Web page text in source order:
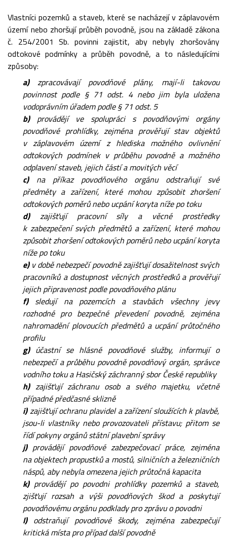
Vlastníci pozemků a staveb, které se nacházejí v záplavovém
území nebo zhoršují průběh povodně, jsou na základě zákona
č. 254/2001 Sb. povinni zajistit, aby nebyly zhoršovány
odtokové podmínky a průběh povodně, a to následujícími
způsoby:
a)zpracovávají povodňové plány, mají-li takovou
povinnost podle § 71 odst. 4 nebo jim byla uložena
vodoprávním úřadem podle § 71 odst. 5
b)provádějí ve spolupráci s povodňovými orgány
povodňové prohlídky, zejména prověřují stav objektů
v záplavovém území z hlediska možného ovlivnění
odtokových podmínek v průběhu povodně a možného
odplavení staveb, jejich částí a movitých věcí
c)na příkaz povodňového orgánu odstraňují své
předměty a zařízení, které mohou způsobit zhoršení
odtokových poměrů nebo ucpání koryta níže po toku
d)zajišťují pracovní síly a věcné prostředky
k zabezpečení svých předmětů a zařízení, které mohou
způsobit zhoršení odtokových poměrů nebo ucpání koryta
níže po toku
e)v době nebezpečí povodně zajišťují dosažitelnost svých
pracovníků a dostupnost věcných prostředků a prověřují
jejich připravenost podle povodňového plánu
f)sledují na pozemcích a stavbách všechny jevy
rozhodné pro bezpečné převedení povodně, zejména
nahromadění plovoucích předmětů a ucpání průtočného
profilu
g)účastní se hlásné povodňové služby, informují o
nebezpečí a průběhu povodně povodňový orgán, správce
vodního toku a Hasičský záchranný sbor České republiky
h)zajišťují záchranu osob a svého majetku, včetně
případné předčasné sklizně
i)zajišťují ochranu plavidel a zařízení sloužících k plavbě,
jsou-li vlastníky nebo provozovateli přístavu; přitom se
řídí pokyny orgánů státní plavební správy
j)provádějí povodňové zabezpečovací práce, zejména
na objektech propustků a mostů, silničních a železničních
náspů, aby nebyla omezena jejich průtočná kapacita
k)provádějí po povodni prohlídky pozemků a staveb,
zjišťují rozsah a výši povodňových škod a poskytují
povodňovému orgánu podklady pro zprávu o povodni
l)odstraňují povodňové škody, zejména zabezpečují
kritická místa pro případ další povodně